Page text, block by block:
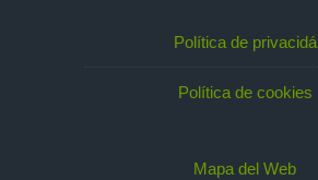
Política de privacidá
Política de cookies
Mapa del Web